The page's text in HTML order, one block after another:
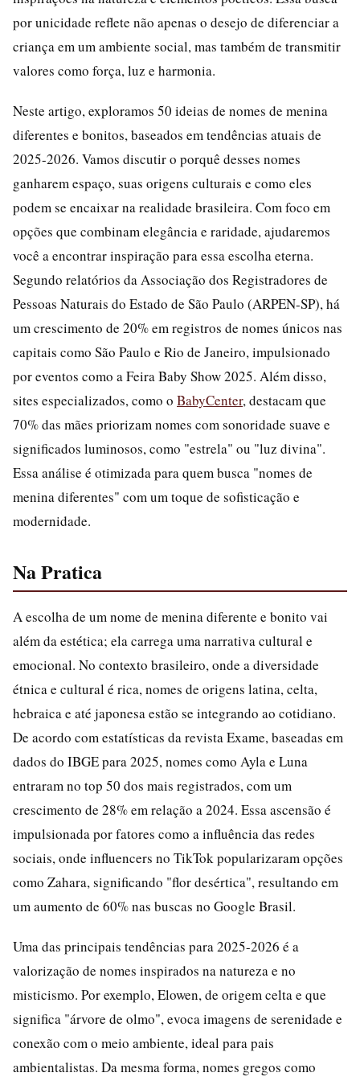
por unicidade reflete não apenas o desejo de diferenciar a
criança em um ambiente social, mas também de transmitir
valores como força, luz e harmonia.
Neste artigo, exploramos 50 ideias de nomes de menina
diferentes e bonitos, baseados em tendências atuais de
2025-2026. Vamos discutir o porquê desses nomes
ganharem espaço, suas origens culturais e como eles
podem se encaixar na realidade brasileira. Com foco em
opções que combinam elegância e raridade, ajudaremos
você a encontrar inspiração para essa escolha eterna.
Segundo relatórios da Associação dos Registradores de
Pessoas Naturais do Estado de São Paulo (ARPEN-SP), há
um crescimento de 20% em registros de nomes únicos nas
capitais como São Paulo e Rio de Janeiro, impulsionado
por eventos como a Feira Baby Show 2025. Além disso,
sites especializados, como o BabyCenter, destacam que
70% das mães priorizam nomes com sonoridade suave e
significados luminosos, como "estrela" ou "luz divina".
Essa análise é otimizada para quem busca "nomes de
menina diferentes" com um toque de sofisticação e
modernidade.
Na Pratica
A escolha de um nome de menina diferente e bonito vai
além da estética; ela carrega uma narrativa cultural e
emocional. No contexto brasileiro, onde a diversidade
étnica e cultural é rica, nomes de origens latina, celta,
hebraica e até japonesa estão se integrando ao cotidiano.
De acordo com estatísticas da revista Exame, baseadas em
dados do IBGE para 2025, nomes como Ayla e Luna
entraram no top 50 dos mais registrados, com um
crescimento de 28% em relação a 2024. Essa ascensão é
impulsionada por fatores como a influência das redes
sociais, onde influencers no TikTok popularizaram opções
como Zahara, significando "flor desértica", resultando em
um aumento de 60% nas buscas no Google Brasil.
Uma das principais tendências para 2025-2026 é a
valorização de nomes inspirados na natureza e no
misticismo. Por exemplo, Elowen, de origem celta e que
significa "árvore de olmo", evoca imagens de serenidade e
conexão com o meio ambiente, ideal para pais
ambientalistas. Da mesma forma, nomes gregos como